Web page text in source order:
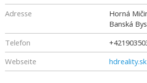
Adresse Horná
Banská
Telefon
Webseite
hdreality.sk